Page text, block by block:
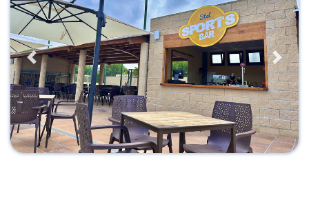
Previous Next